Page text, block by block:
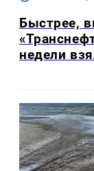
Быстрее,
недели